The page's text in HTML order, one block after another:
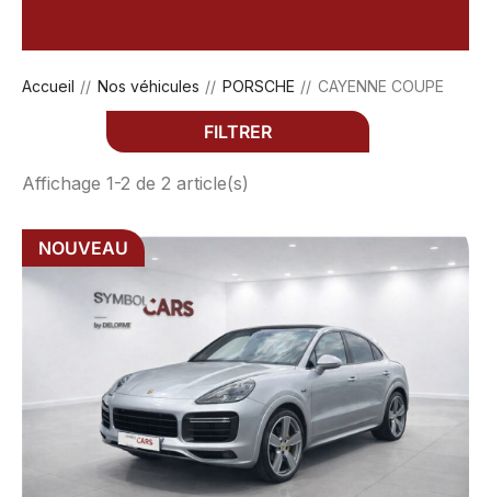
Accueil Nos véhicules PORSCHE CAYENNE COUPE
FILTRER
Affichage 1-2 de 2 article(s)
NOUVEAU